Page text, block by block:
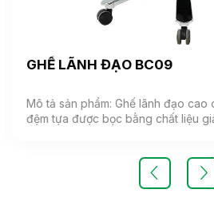
GHẾ LÃNH ĐẠO BC09
Mô tả sản phẩm: Ghế lãnh đạo
đệm tựa được bọc bằng chất liệu
bảo tính bền vững và thẩm mỹ.(
Màu sắc: Tùy chọn Chất liệu: Ghế